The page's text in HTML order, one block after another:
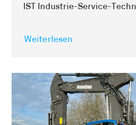
IST Industrie-Service-
Weiterlesen